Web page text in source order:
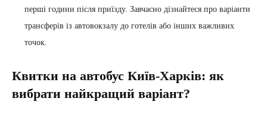
перші години після приїзду. Завчасно дізнайтеся про варіанти
трансферів із автовокзалу до готелів або інших важливих
точок.
Квитки на автобус Київ-Харків: як
вибрати найкращий варіант?